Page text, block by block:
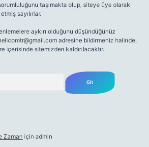
taşımakta olup, siteye üye olarak
sayılırlar.
aykırı olduğunu düşündüğünüz
adresine bildirmeniz halinde,
içerisinde sitemizden kaldırılacaktır.
Zaman için admin